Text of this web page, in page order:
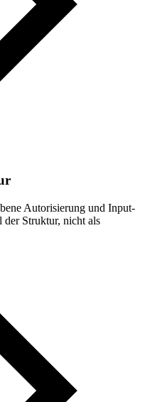
Autorisierung und Input-
der Struktur, nicht als